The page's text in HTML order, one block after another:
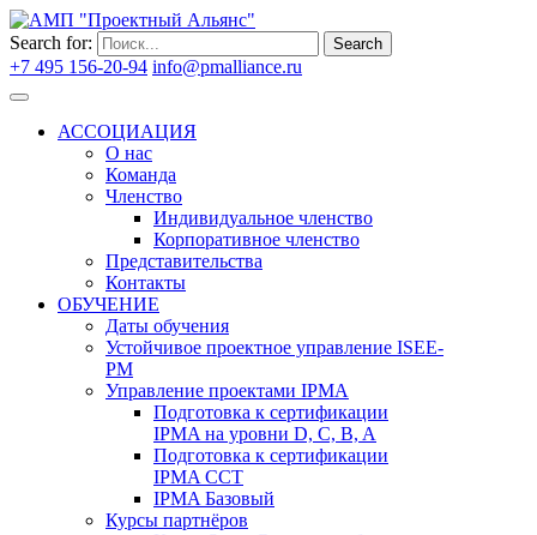
Search for: Search
+7 495 156-20-94 info@pmalliance.ru
АССОЦИАЦИЯ
О нас
Команда
Членство
Индивидуальное членство
Корпоративное членство
Представительства
Контакты
ОБУЧЕНИЕ
Даты обучения
Устойчивое проектное управление ISEE-
PM
Управление проектами IPMA
Подготовка к сертификации
IPMA на уровни D, C, B, A
Подготовка к сертификации
IPMA CCT
IPMA Базовый
Курсы партнёров